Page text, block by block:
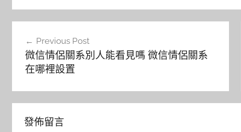
Previous Post
微信情侶關系別人能看見嗎 微信情侶關系
在哪裡設置
發佈留言